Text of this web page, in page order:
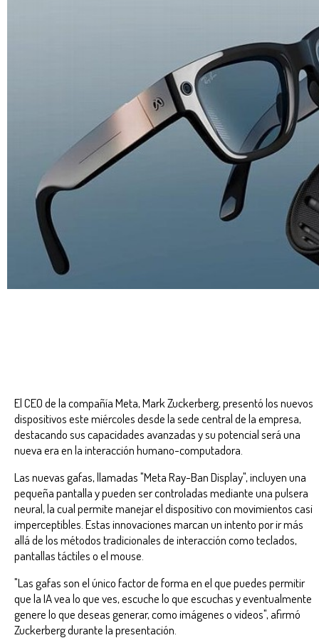
El CEO de la compañía Meta, Mark Zuckerberg, presentó los nuevos
dispositivos este miércoles desde la sede central de la empresa,
destacando sus capacidades avanzadas y su potencial será una
nueva era en la interacción humano-computadora.
Las nuevas gafas, llamadas "Meta Ray-Ban Display", incluyen una
pequeña pantalla y pueden ser controladas mediante una pulsera
neural, la cual permite manejar el dispositivo con movimientos casi
imperceptibles. Estas innovaciones marcan un intento por ir más
allá de los métodos tradicionales de interacción como teclados,
pantallas táctiles o el mouse.
"Las gafas son el único factor de forma en el que puedes permitir
que la IA vea lo que ves, escuche lo que escuchas y eventualmente
genere lo que deseas generar, como imágenes o videos", afirmó
Zuckerberg durante la presentación.